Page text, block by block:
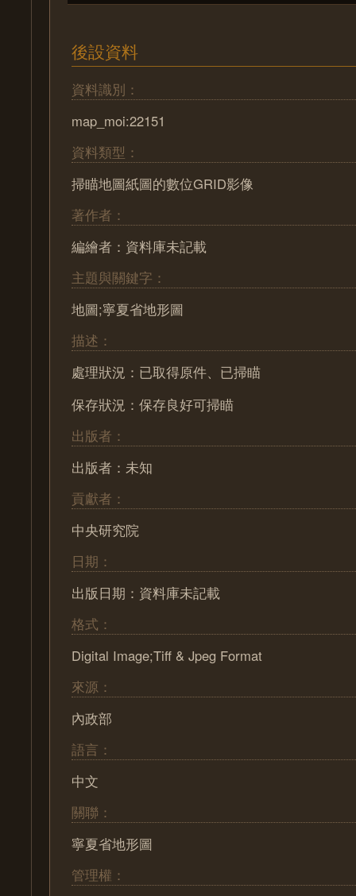
後設資料
資料識別：
map_moi:22151
資料類型：
掃瞄地圖紙圖的數位GRID影像
著作者：
編繪者：資料庫未記載
主題與關鍵字：
地圖;寧夏省地形圖
描述：
處理狀況：已取得原件、已掃瞄
保存狀況：保存良好可掃瞄
出版者：
出版者：未知
貢獻者：
中央研究院
日期：
出版日期：資料庫未記載
格式：
Digital Image;Tiff & Jpeg Format
來源：
內政部
語言：
中文
關聯：
寧夏省地形圖
管理權：